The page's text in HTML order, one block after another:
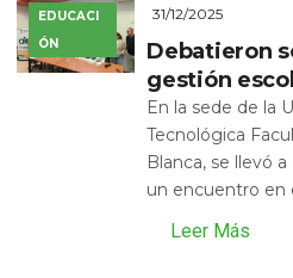
EDUCACI
ÓN
31/12/2025
Debatieron
gestión
En la sede de la
Tecnológica
Blanca, se llevó
un encuentro en
Leer Más